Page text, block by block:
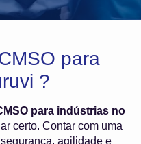
para
?
para indústrias no
certo. Contar com uma
agilidade e